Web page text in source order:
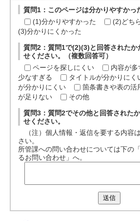
質問1：このページは分かりやすかっ
(1)分かりやすかった
(2)どち
(3)分かりにくかった
質問2：質問1で(2)(3)と回答されたか
せください。（複数回答可）
ページを探しにくい
内容が多
少なすぎる
タイトルが分かりにく
が分かりにくい
箇条書きや表の活
が足りない
その他
質問3：質問2でその他と回答された
せください。
（注）個人情報・返信を要する内容
さい。
所管課への問い合わせについては下の
るお問い合わせ」へ。
送信